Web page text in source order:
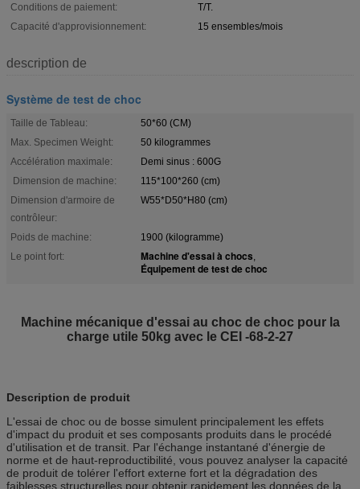
Conditions de paiement:
T/T.
Capacité d'approvisionnement:
15 ensembles/mois
description de
Système de test de choc
Taille de Tableau:
50*60 (CM)
Max. Specimen Weight:
50 kilogrammes
Accélération maximale:
Demi sinus : 600G
Dimension de machine:
115*100*260 (cm)
Dimension d'armoire de
contrôleur:
W55*D50*H80 (cm)
Poids de machine:
1900 (kilogramme)
Le point fort:
Machine d'essai à chocs,
Équipement de test de choc
Machine mécanique d'essai au choc de choc pour la
charge utile 50kg avec le CEI -68-2-27
Description de produit
L'essai de choc ou de bosse simulent principalement les effets
d'impact du produit et ses composants produits dans le procédé
d'utilisation et de transit. Par l'échange instantané d'énergie de
norme et de haut-reproductibilité, vous pouvez analyser la capacité
de produit de tolérer l'effort externe fort et la dégradation des
faiblesses structurelles pour obtenir rapidement les données de la